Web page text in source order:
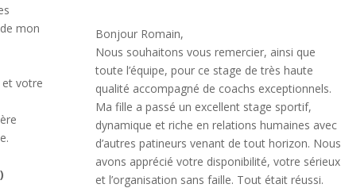
mon
votre
Bonjour Romain,
Nous souhaitons vous remercier, ainsi que
toute l’équipe, pour ce stage de très haute
qualité accompagné de coachs exceptionnels.
Ma fille a passé un excellent stage sportif,
dynamique et riche en relations humaines avec
d’autres patineurs venant de tout horizon. Nous
avons apprécié votre disponibilité, votre sérieux
et l’organisation sans faille. Tout était réussi.